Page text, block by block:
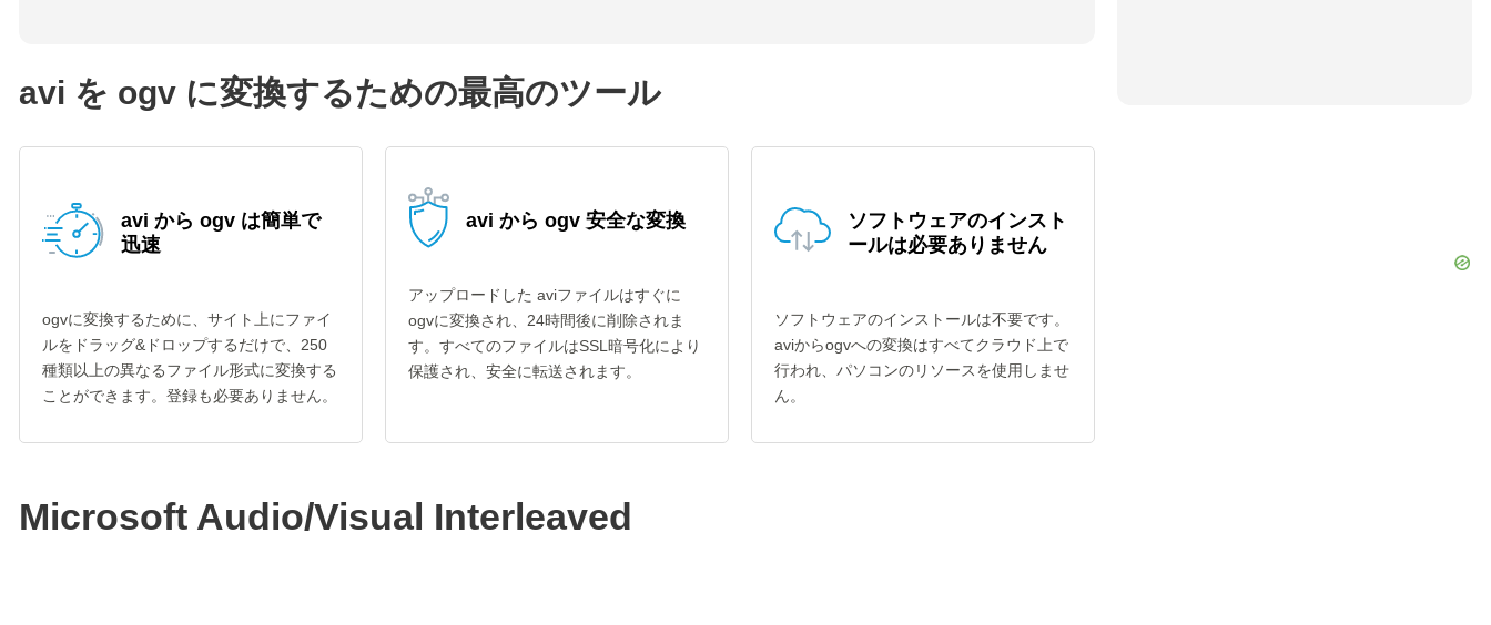
avi を ogv に変換するための最高のツール
avi から ogv は簡単で
迅速
ogvに変換するために、サイト上にファイ
ルをドラッグ&ドロップするだけで、250
種類以上の異なるファイル形式に変換する
ことができます。登録も必要ありません。
avi から ogv 安全な変換
アップロードした aviファイルはすぐに
ogvに変換され、24時間後に削除されま
す。すべてのファイルはSSL暗号化により
保護され、安全に転送されます。
ソフトウェアのインスト
ールは必要ありません
ソフトウェアのインストールは不要です。
aviからogvへの変換はすべてクラウド上で
行われ、パソコンのリソースを使用しませ
ん。
Microsoft Audio/Visual Interleaved